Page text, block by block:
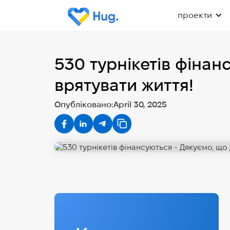
проекти
530 турнікетів
врятувати життя!
Опубліковано:April 30, 2025